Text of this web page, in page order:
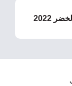
2022